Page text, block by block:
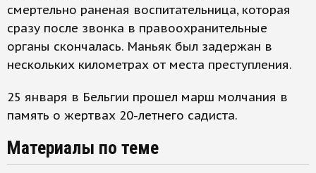
смертельно раненая воспитательница, которая
сразу после звонка в правоохранительные
органы скончалась. Маньяк был задержан в
нескольких километрах от места преступления.
25 января в Бельгии прошел марш молчания в
память о жертвах 20-летнего садиста.
Материалы по теме